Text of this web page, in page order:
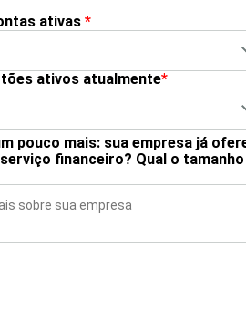
ativas *
ativos atualmente*
pouco mais: sua empresa já
financeiro? Qual o